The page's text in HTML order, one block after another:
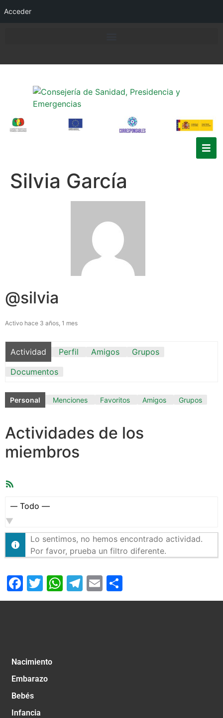
Acceder
Silvia García
@silvia
Activo hace 3 años, 1 mes
Actividad Perfil Amigos
Grupos
Documentos
Personal Menciones Favoritos Amigos Grupos
Actividades de los
miembros
Mostrar:
Lo sentimos, no hemos encontrado actividad.
Por favor, prueba un filtro diferente.
Facebook
Twitter
WhatsApp
Telegram
Email
Nacimiento
Embarazo
Bebés
Infancia